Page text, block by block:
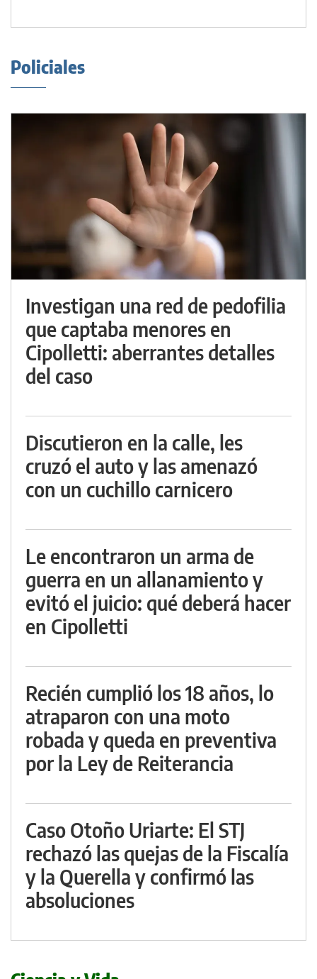
Policiales
Investigan una red de pedofilia
que captaba menores en
Cipolletti: aberrantes detalles
del caso
Discutieron en la calle, les
cruzó el auto y las amenazó
con un cuchillo carnicero
Le encontraron un arma de
guerra en un allanamiento y
evitó el juicio: qué deberá hacer
en Cipolletti
Recién cumplió los 18 años, lo
atraparon con una moto
robada y queda en preventiva
por la Ley de Reiterancia
Caso Otoño Uriarte: El STJ
rechazó las quejas de la Fiscalía
y la Querella y confirmó las
absoluciones